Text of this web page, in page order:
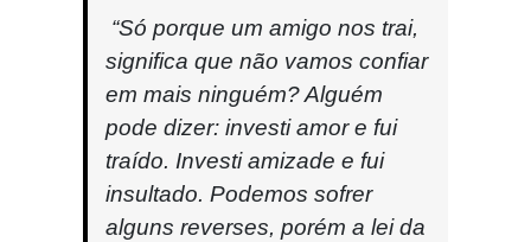
“Só porque um amigo nos trai,
significa que não vamos confiar
em mais ninguém? Alguém
pode dizer: investi amor e fui
traído. Investi amizade e fui
insultado. Podemos sofrer
alguns reverses, porém a lei da